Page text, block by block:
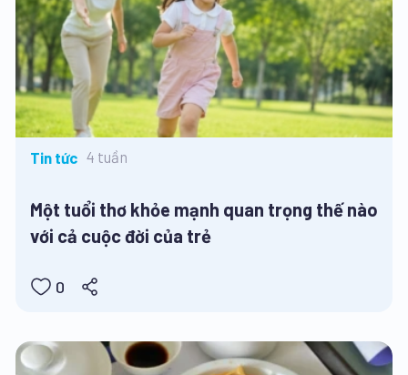
Tin tức 4 tuần
Một tuổi thơ khỏe mạnh quan trọng thế nào
với cả cuộc đời của trẻ
0